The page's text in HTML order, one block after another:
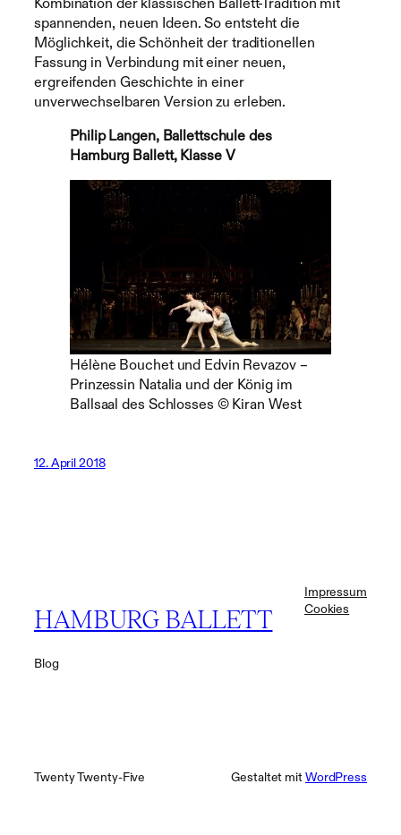
spannenden, neuen Ideen. So entsteht die
Möglichkeit, die Schönheit der traditionellen
Fassung in Verbindung mit einer neuen,
ergreifenden Geschichte in einer
unverwechselbaren Version zu erleben.
Philip Langen, Ballettschule des
Hamburg Ballett, Klasse V
Hélène Bouchet und Edvin Revazov –
Prinzessin Natalia und der König im
Ballsaal des Schlosses © Kiran West
12. April 2018
HAMBURG BALLETT
Blog
Impressum
Cookies
Twenty Twenty-Five Gestaltet mitWordPress